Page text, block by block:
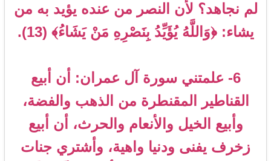
لم نجاهد؟ لأن النصر من عنده يؤيد به من
يشاء: ﴿وَاللَّهُ يُؤَيِّدُ بِنَصْرِهِ مَنْ يَشَاءُ﴾ (13).
6- علمتني سورة آل عمران: أن أبيع
القناطير المقنطرة من الذهب والفضة،
وأبيع الخيل والأنعام والحرث، أن أبيع
زخرف يفنى ودنيا واهية، وأشتري جنات